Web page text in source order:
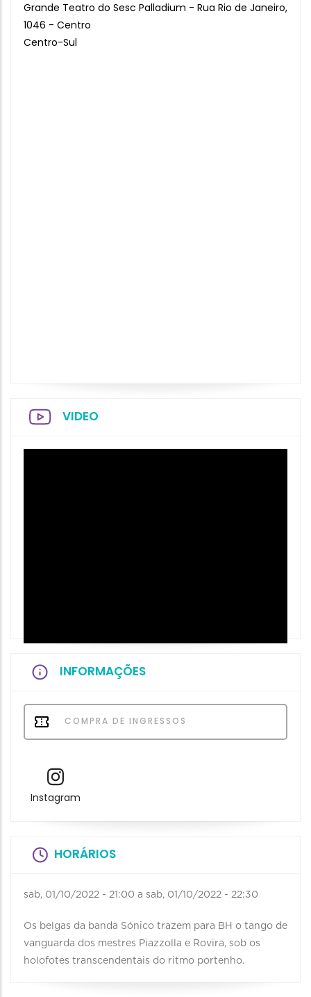
Grande Teatro do Sesc Palladium - Rua Rio de Janeiro,
1046 - Centro
Centro-Sul
VIDEO
INFORMAÇÕES
COMPRA DE INGRESSOS
Instagram
HORÁRIOS
sab, 01/10/2022 - 21:00 a sab, 01/10/2022 - 22:30
Os belgas da banda Sónico trazem para BH o tango de
vanguarda dos mestres Piazzolla e Rovira, sob os
holofotes transcendentais do ritmo portenho.